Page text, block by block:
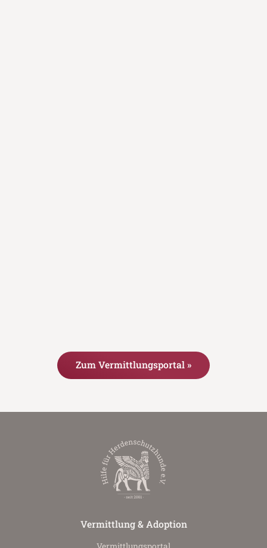
Zum Vermittlungsportal »
Vermittlung & Adoption